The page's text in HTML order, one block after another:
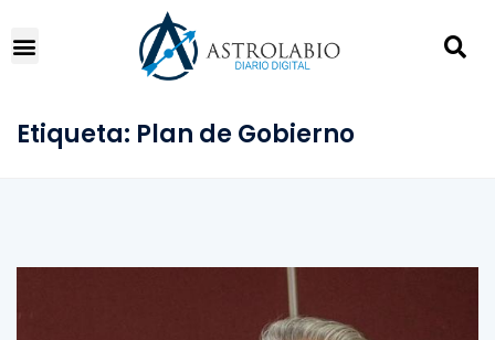
Etiqueta: Plan de Gobierno